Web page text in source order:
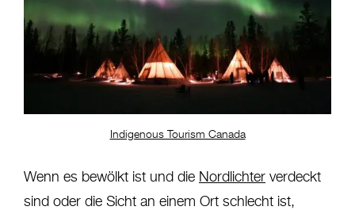
Indigenous Tourism Canada
Wenn es bewölkt ist und die Nordlichter verdeckt
sind oder die Sicht an einem Ort schlecht ist,